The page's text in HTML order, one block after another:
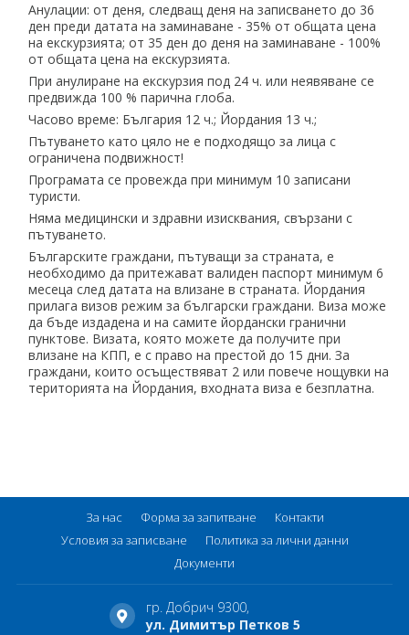
Анулации: от деня, следващ деня на записването до 36
ден преди датата на заминаване - 35% от общата цена
на екскурзията; от 35 ден до деня на заминаване - 100%
от общата цена на екскурзията.
При анулиране на екскурзия под 24 ч. или неявяване се
предвижда 100 % парична глоба.
Часово време: България 12 ч.; Йордания 13 ч.;
Пътуването като цяло не е подходящо за лица с
ограничена подвижност!
Програмата се провежда при минимум 10 записани
туристи.
Няма медицински и здравни изисквания, свързани с
пътуването.
Българските граждани, пътуващи за страната, е
необходимо да притежават валиден паспорт минимум 6
месеца след датата на влизане в страната. Йордания
прилага визов режим за български граждани. Виза може
да бъде издадена и на самите йордански гранични
пунктове. Визата, която можете да получите при
влизане на КПП, е с право на престой до 15 дни. За
граждани, които осъществяват 2 или повече нощувки на
територията на Йордания, входната виза е безплатна.
За нас Форма за запитване
Контакти
Условия за записване
Политика за лични данни
Документи
гр. Добрич 9300,
ул. Димитър Петков 5